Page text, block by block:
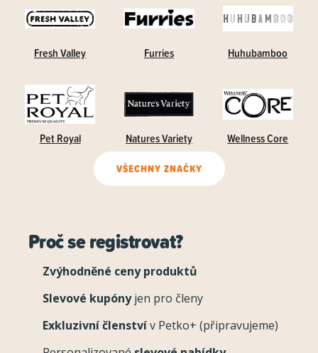
Fresh Valley Furries Huhubamboo
Pet Royal Natures Variety Wellness Core
VŠECHNY ZNAČKY
Proč se registrovat?
Zvýhodněné ceny produktů
Slevové kupónyjen pro členy
Exkluzivní členstvív Petko+ (připravujeme)